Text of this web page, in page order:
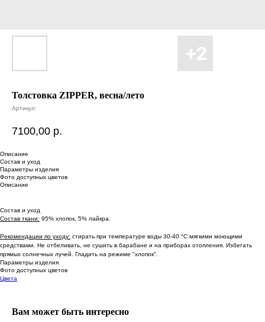
Толстовка ZIPPER, весна/лето
Артикул:
7100,00 р.
Описание
Состав и уход
Параметры изделия
Фото доступных цветов
Описание
Состав и уход
Состав ткани: 95% хлопок, 5% лайкра.
Рекомендации по уходу: стирать при температуре воды 30-40 °С мягкими моющими
средствами. Не отбеливать, не сушить в барабане и на приборах отопления. Избегать
прямых солнечных лучей. Гладить на режиме "хлопок".
Параметры изделия
Фото доступных цветов
Цвета
Вам может быть интересно